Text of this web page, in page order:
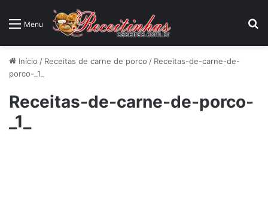
Menu
Início / Receitas de carne de porco / Receitas-de-carne-de-
porco-_1_
Receitas-de-carne-de-porco-
_1_